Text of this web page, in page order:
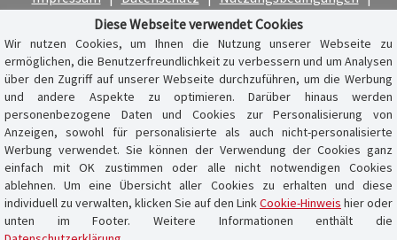
Cookie-Hinweis
Diese Webseite verwendet Cookies
Wir nutzen Cookies, um Ihnen die Nutzung unserer Webseite zu
ermöglichen, die Benutzerfreundlichkeit zu verbessern und um Analysen
über den Zugriff auf unserer Webseite durchzuführen, um die Werbung
und andere Aspekte zu optimieren. Darüber hinaus werden
personenbezogene Daten und Cookies zur Personalisierung von
Anzeigen, sowohl für personalisierte als auch nicht-personalisierte
Werbung verwendet. Sie können der Verwendung der Cookies ganz
einfach mit OK zustimmen oder alle nicht notwendigen Cookies
ablehnen. Um eine Übersicht aller Cookies zu erhalten und diese
individuell zu verwalten, klicken Sie auf den LinkCookie-Hinweis hier oder
unten im Footer. Weitere Informationen enthält die